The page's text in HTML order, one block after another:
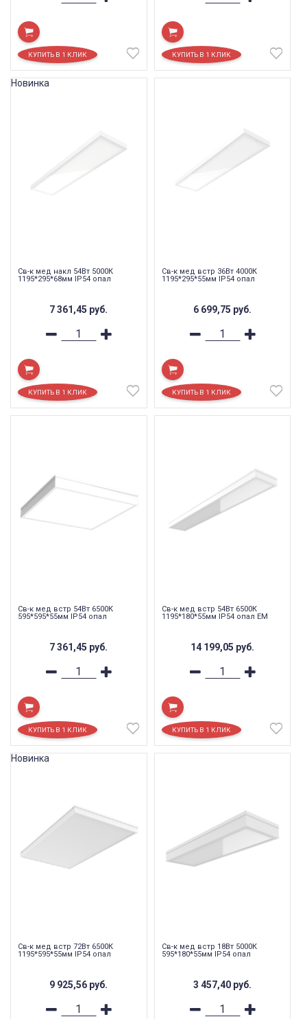
Св-к мед накл 54Вт 5000К
1195*295*68мм IP54 опал
7 361,45 руб.
Новинка
Св-к мед встр 36Вт 4000К
1195*295*55мм IP54 опал
6 699,75 руб.
Св-к мед встр 54Вт 6500К
595*595*55мм IP54 опал
7 361,45 руб.
Св-к мед встр 54Вт 6500К
1195*180*55мм IP54 опал EM
14 199,05 руб.
Св-к мед встр 72Вт 6500К
1195*595*55мм IP54 опал
9 925,56 руб.
Новинка
Св-к мед встр 18Вт 5000К
595*180*55мм IP54 опал
3 457,40 руб.